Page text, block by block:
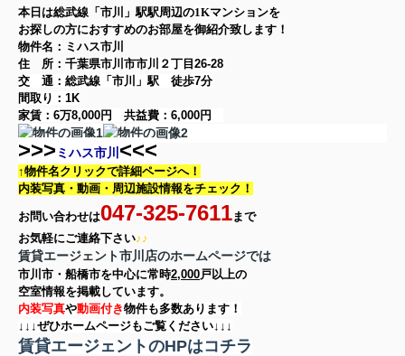
本日は総武線「市川」駅駅周辺の1Kマンションを
お探しの方におすすめのお部屋を御紹介致します！
物件名：ミハス市川
住 所： 千葉県市川市市川２丁目26-28
交 通：総武線「市川」駅 徒歩7分
間取り： 1K
家賃： 6万8,000円 共益費： 6,000円
>>> ミハス市川 <<<
↑物件名クリックで詳細ページへ！
内装写真・動画・ 周辺施設情報をチェック！
お問い合わせは047-325-7611まで
お気軽にご連絡下さい♪♪
賃貸エージェント市川店のホームページでは
市川市・船橋市を中心に常時2,000戸以上の
空室情報を掲載しています。
内装写真や動画付き物件も多数あります！
↓↓↓ぜひホームページもご覧ください↓↓↓
賃貸エージェントのHPはコチラ